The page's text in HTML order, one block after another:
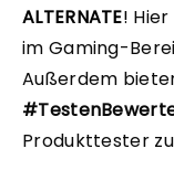
ALTERNATE!
im Gaming-
Außerdem
Produkttester